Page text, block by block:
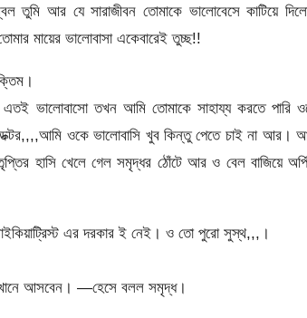
তুমি আর যে সারাজীবন তোমাকে ভালোবেসে কাটিয়ে
মায়ের ভালোবাসা একেবারেই তুচ্ছ!!
ভালোবাসো তখন আমি তোমাকে সাহায্য করতে পারি
ওকে ভালোবাসি খুব কিন্তু পেতে চাই না আর।
হাসি খেলে গেল সমৃদ্ধর ঠোঁটে আর ও বেল বাজিয়ে
এর দরকার ই নেই। ও তো পুরো সুস্থ,,,।
আসবেন। —হেসে বলল সমৃদ্ধ।